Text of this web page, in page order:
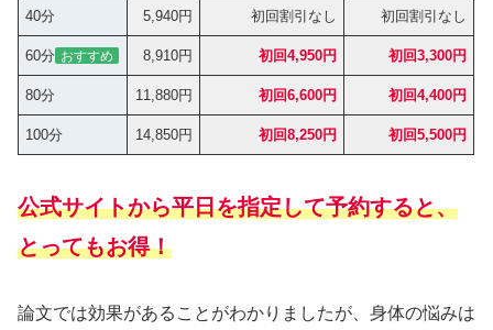
40分 5,940円 初回割引なし 初回割引なし
60分 おすすめ 8,910円 初回4,950円 初回3,300円
80分 11,880円 初回6,600円 初回4,400円
100分 14,850円 初回8,250円 初回5,500円
公式サイトから平日を指定して予約すると、
とってもお得！
論文では効果があることがわかりましたが、身体の悩みは